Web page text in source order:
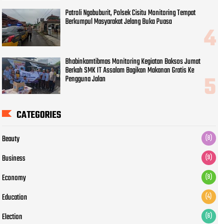
Patroli Ngabuburit, Polsek Cisitu Monitoring Tempat
Berkumpul Masyarakat Jelang Buka Puasa
Bhabinkamtibmas Monitoring Kegiatan Baksos Jumat
Berkah SMK IT Assalam Bagikan Makanan Gratis Ke
Pengguna Jalan
CATEGORIES
Beauty (8)
Business (9)
Economy (9)
Education (4)
Election (6)